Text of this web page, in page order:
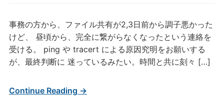
事務の方から、ファイル共有が2,3日前から調子悪かった
けど、 昼頃から、完全に繋がらなくなったという連絡を
受ける。 ping や tracert による原因究明をお願いする
が、最終判断に 迷っているみたい。時間と共に刻々 […]
Continue Reading →